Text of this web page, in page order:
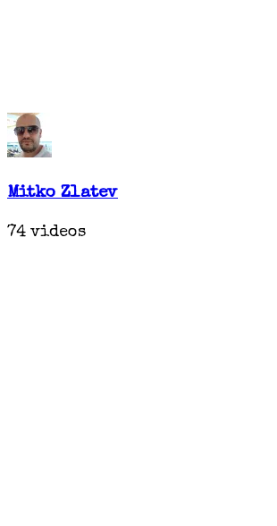
Mitko Zlatev
74 videos